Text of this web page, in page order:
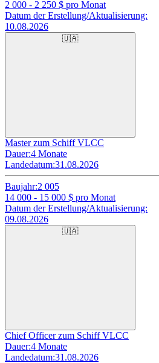
2 000 - 2 250 $ pro Monat
Datum der Erstellung/Aktualisierung:
10.08.2026
🇺🇦
Master zum Schiff VLCC
Dauer:4 Monate
Landedatum:31.08.2026
Baujahr:2 005
14 000 - 15 000 $ pro Monat
Datum der Erstellung/Aktualisierung:
09.08.2026
🇺🇦
Chief Officer zum Schiff VLCC
Dauer:4 Monate
Landedatum:31.08.2026